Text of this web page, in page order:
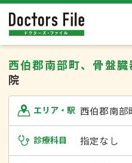
西伯郡南部町、骨盤臓
院
エリア・駅 西伯郡南部
診療科目 指定なし